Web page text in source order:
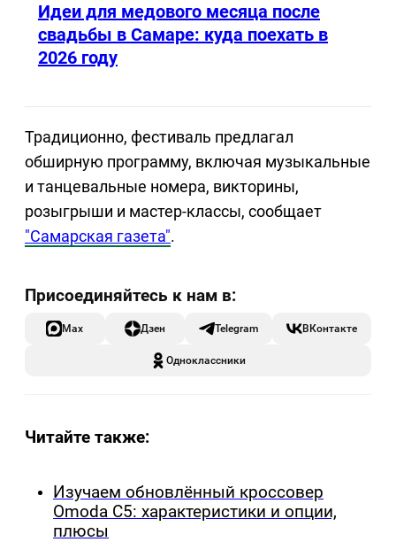
Идеи для медового месяца после
свадьбы в Самаре: куда поехать в
2026 году
Традиционно, фестиваль предлагал
обширную программу, включая музыкальные
и танцевальные номера, викторины,
розыгрыши и мастер-классы, сообщает
"Самарская газета".
Max Дзен Telegram ВКонтакте
Одноклассники
Читайте также:
Изучаем обновлённый кроссовер
Omoda C5: характеристики и опции,
плюсы